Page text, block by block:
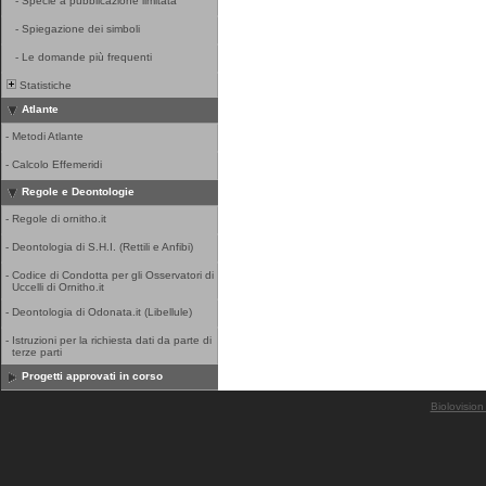
- Spiegazione dei simboli
- Le domande più frequenti
Statistiche
Atlante
- Metodi Atlante
- Calcolo Effemeridi
Regole e Deontologie
- Regole di ornitho.it
- Deontologia di S.H.I. (Rettili e Anfibi)
- Codice di Condotta per gli Osservatori di
Uccelli di Ornitho.it
- Deontologia di Odonata.it (Libellule)
- Istruzioni per la richiesta dati da parte di
terze parti
Progetti approvati in corso
Biolovision